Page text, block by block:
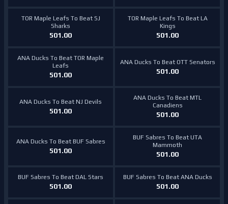
TOR Maple Leafs To Beat SJ
Sharks
501.00
TOR Maple Leafs To Beat LA
Kings
501.00
ANA Ducks To Beat TOR Maple
Leafs
501.00
ANA Ducks To Beat OTT Senators
501.00
ANA Ducks To Beat NJ Devils
501.00
ANA Ducks To Beat MTL
Canadiens
501.00
ANA Ducks To Beat BUF Sabres
501.00
BUF Sabres To Beat UTA
Mammoth
501.00
BUF Sabres To Beat DAL Stars
501.00
BUF Sabres To Beat ANA Ducks
501.00